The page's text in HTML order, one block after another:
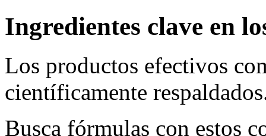
Ingredientes clave en
Los productos efectivos
científicamente
Busca fórmulas con estos